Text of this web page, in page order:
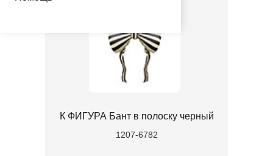
К ФИГУРА Бант в полоску черный
1207-6782